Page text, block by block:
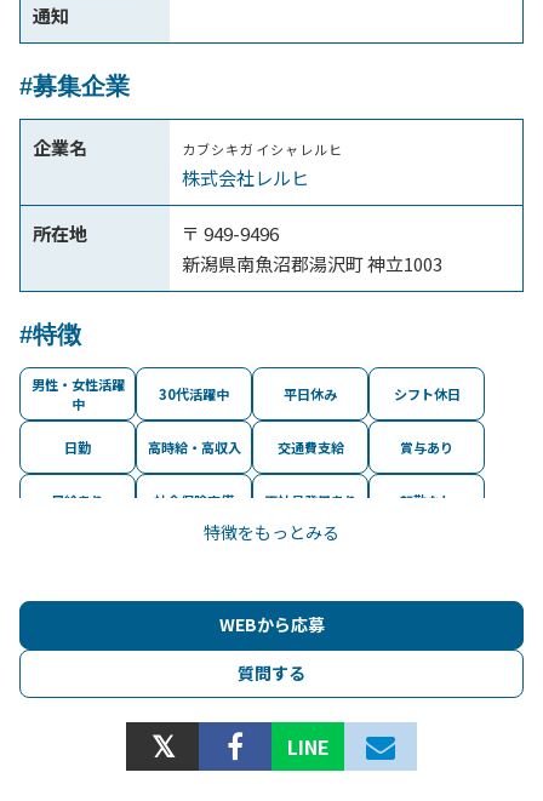
通知
#募集企業
企業名 カブシキガイシャレルヒ
株式会社レルヒ
所在地
〒 949-9496
新潟県南魚沼郡湯沢町 神立1003
#特徴
男性・女性活躍
中
30代活躍中 平日休み シフト休日
日勤 高時給・高収入 交通費支給 賞与あり
昇給あり 社会保険完備 正社員登用あり 転勤なし
産休・育休休暇
マイカー通勤
駐車場あり（無
バイク・自転車
通勤OK
即日勤務
勤務スタート日
特徴をもっとみる
WEBから応募
質問する
LINE